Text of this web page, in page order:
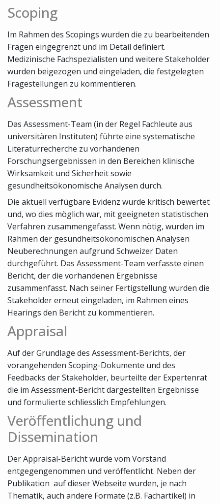
Scoping
Im Rahmen des Scopings wurden die zu bearbeitenden
Fragen eingegrenzt und im Detail definiert.
Medizinische Fachspezialisten und weitere Stakeholder
wurden beigezogen und eingeladen, die festgelegten
Fragestellungen zu kommentieren.
Assessment
Das Assessment-Team (in der Regel Fachleute aus
universitären Instituten) führte eine systematische
Literaturrecherche zu vorhandenen
Forschungsergebnissen in den Bereichen klinische
Wirksamkeit und Sicherheit sowie
gesundheitsökonomische Analysen durch.
Die aktuell verfügbare Evidenz wurde kritisch bewertet
und, wo dies möglich war, mit geeigneten statistischen
Verfahren zusammengefasst. Wenn nötig, wurden im
Rahmen der gesundheitsökonomischen Analysen
Neuberechnungen aufgrund Schweizer Daten
durchgeführt. Das Assessment-Team verfasste einen
Bericht, der die vorhandenen Ergebnisse
zusammenfasst. Nach seiner Fertigstellung wurden die
Stakeholder erneut eingeladen, im Rahmen eines
Hearings den Bericht zu kommentieren.
Appraisal
Auf der Grundlage des Assessment-Berichts, der
vorangehenden Scoping-Dokumente und des
Feedbacks der Stakeholder, beurteilte der Expertenrat
die im Assessment-Bericht dargestellten Ergebnisse
und formulierte schliesslich Empfehlungen.
Veröffentlichung und
Dissemination
Der Appraisal-Bericht wurde vom Vorstand
entgegengenommen und veröffentlicht. Neben der
Publikation auf dieser Webseite wurden, je nach
Thematik, auch andere Formate (z.B. Fachartikel) in